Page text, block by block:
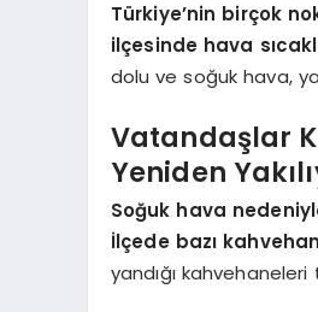
Türkiye’nin birçok
ilçesinde hava
dolu ve soğuk hava,
Vatandaşlar
Yeniden
Soğuk hava
İlçede bazı
yandığı